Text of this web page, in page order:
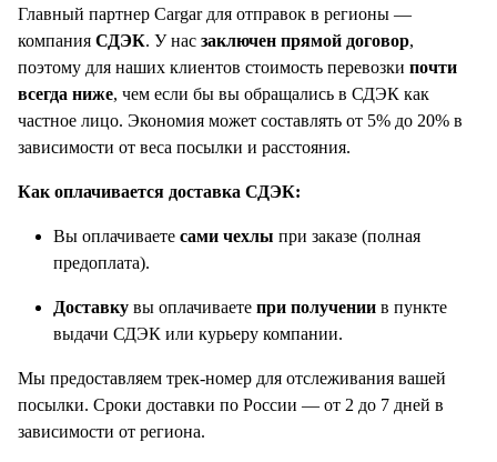
Главный партнер Cargar для отправок в регионы —
компания СДЭК. У нас заключен прямой договор,
поэтому для наших клиентов стоимость перевозки почти
всегда ниже, чем если бы вы обращались в СДЭК как
частное лицо. Экономия может составлять от 5% до 20% в
зависимости от веса посылки и расстояния.
Как оплачивается доставка СДЭК:
Вы оплачиваете сами чехлы при заказе (полная
предоплата).
Доставку вы оплачиваете при получении в пункте
выдачи СДЭК или курьеру компании.
Мы предоставляем трек-номер для отслеживания вашей
посылки. Сроки доставки по России — от 2 до 7 дней в
зависимости от региона.